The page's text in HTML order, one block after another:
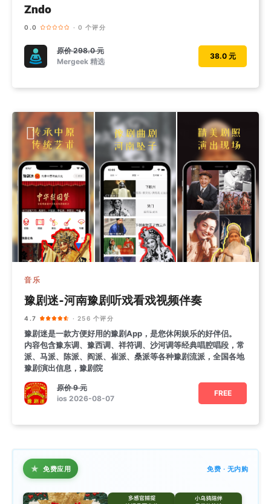
Zndo
0.0 · 0 个评分
原价298.0 元
Mergeek 精选
38.0 元
音乐
豫剧迷-河南豫剧听戏看戏视频伴奏
4.7 · 256 个评分
豫剧迷是一款方便好用的豫剧App，是您休闲娱乐的好伴侣。
内容包含豫东调、豫西调、祥符调、沙河调等经典唱腔唱段，常
派、马派、陈派、阎派、崔派、桑派等各种豫剧流派，全国各地
豫剧演出信息，豫剧院
原价9 元
ios 2026-08-07
FREE
★ 免费应用 免费 · 无内购